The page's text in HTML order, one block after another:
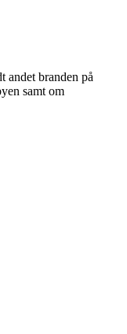
andet branden på
samt om